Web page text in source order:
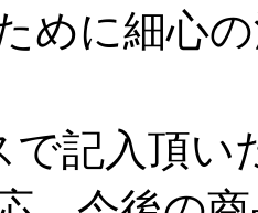
めに細心
で記入頂い